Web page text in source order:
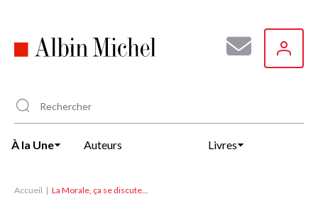
principal
À la Une Auteurs Livres
Accueil La Morale, ça se discute...